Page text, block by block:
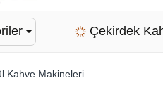
Çekirdek
Kahve Makineleri